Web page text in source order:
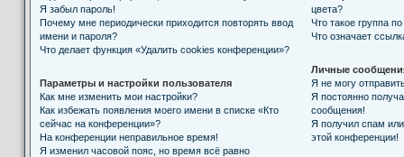
Я забыл пароль!
Почему мне периодически приходится повторять ввод
имени и пароля?
Что делает функция «Удалить cookies конференции»?
Параметры и настройки пользователя
Как мне изменить мои настройки?
Как избежать появления моего имени в списке «Кто
сейчас на конференции»?
На конференции неправильное время!
Я изменил часовой пояс, но время всё равно
цвета?
Что такое группа
Что означает
Личные
Я не могу
Я постоянно
сообщения!
Я получил спам или
этой конференции!